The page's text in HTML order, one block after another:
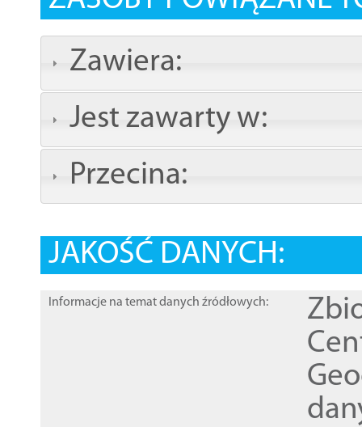
Zawiera:
Jest zawarty w:
Przecina:
JAKOŚĆ DANYCH:
Informacje na temat danych źródłowych: